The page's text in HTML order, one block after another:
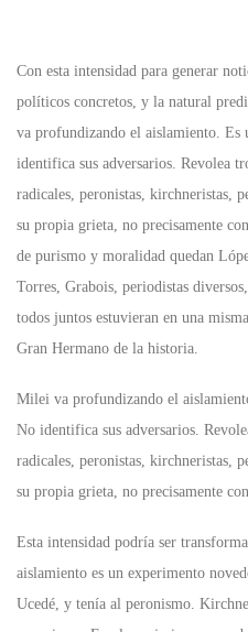
Con esta intensidad para generar
políticos concretos, y la natural
va profundizando el aislamiento.
identifica sus adversarios. Revolea
radicales, peronistas, kirchneristas,
su propia grieta, no precisamente
de purismo y moralidad quedan
Torres, Grabois, periodistas
todos juntos estuvieran en una
Gran Hermano de la historia.
Milei va profundizando el
No identifica sus adversarios.
radicales, peronistas, kirchneristas,
su propia grieta, no precisamente
Esta intensidad podría ser
aislamiento es un experimento
Ucedé, y tenía al peronismo.